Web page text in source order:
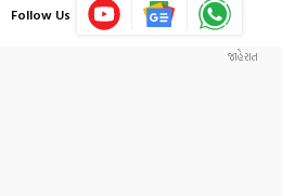
Follow Us